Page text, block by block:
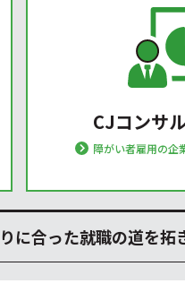
CJコンサ
障がい者雇用の企
合った就職の道を拓